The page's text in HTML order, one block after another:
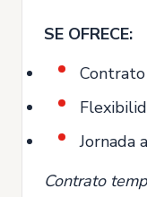
SE OFRECE:
Jornada
Contrato